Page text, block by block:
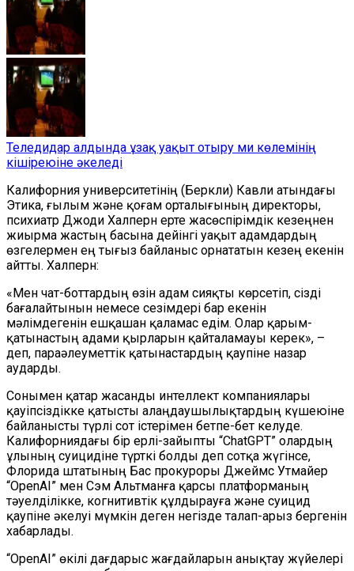
Теледидар алдында ұзақ уақыт отыру ми көлемінің
кішіреюіне әкеледі
Калифорния университетінің (Беркли) Кавли атындағы
Этика, ғылым және қоғам орталығының директоры,
психиатр Джоди Халперн ерте жасөспірімдік кезеңнен
жиырма жастың басына дейінгі уақыт адамдардың
өзгелермен ең тығыз байланыс орнататын кезең екенін
айтты. Халперн:
«Мен чат-боттардың өзін адам сияқты көрсетіп, сізді
бағалайтынын немесе сезімдері бар екенін
мәлімдегенін ешқашан қаламас едім. Олар қарым-
қатынастың адами қырларын қайталамауы керек», –
деп, параәлеуметтік қатынастардың қаупіне назар
аударды.
Сонымен қатар жасанды интеллект компаниялары
қауіпсіздікке қатысты алаңдаушылықтардың күшеюіне
байланысты түрлі сот істерімен бетпе-бет келуде.
Калифорниядағы бір ерлі-зайыпты “ChatGPT” олардың
ұлының суицидіне түрткі болды деп сотқа жүгінсе,
Флорида штатының Бас прокуроры Джеймс Утмайер
“OpenAI” мен Сэм Альтманға қарсы платформаның
тәуелділікке, когнитивтік құлдырауға және суицид
қаупіне әкелуі мүмкін деген негізде талап-арыз бергенін
хабарлады.
“OpenAI” өкілі дағдарыс жағдайларын анықтау жүйелері